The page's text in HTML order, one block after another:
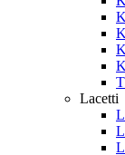
Lacetti